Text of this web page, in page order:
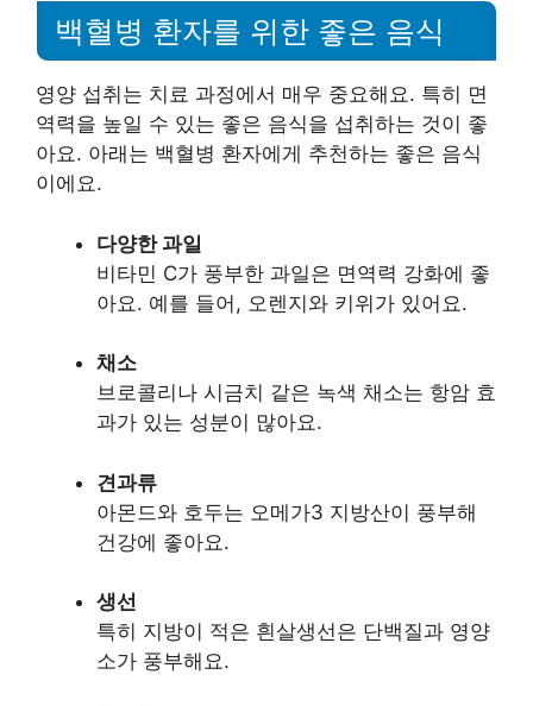
백혈병 환자를 위한 좋은 음식
영양 섭취는 치료 과정에서 매우 중요해요. 특히 면
역력을 높일 수 있는 좋은 음식을 섭취하는 것이 좋
아요. 아래는 백혈병 환자에게 추천하는 좋은 음식
이에요.
다양한 과일
비타민 C가 풍부한 과일은 면역력 강화에 좋
아요. 예를 들어, 오렌지와 키위가 있어요.
채소
브로콜리나 시금치 같은 녹색 채소는 항암 효
과가 있는 성분이 많아요.
견과류
아몬드와 호두는 오메가3 지방산이 풍부해
건강에 좋아요.
생선
특히 지방이 적은 흰살생선은 단백질과 영양
소가 풍부해요.